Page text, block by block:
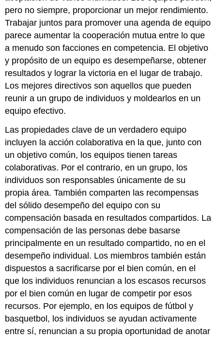
pero no siempre, proporcionar un mejor rendimiento.
Trabajar juntos para promover una agenda de equipo
parece aumentar la cooperación mutua entre lo que
a menudo son facciones en competencia. El objetivo
y propósito de un equipo es desempeñarse, obtener
resultados y lograr la victoria en el lugar de trabajo.
Los mejores directivos son aquellos que pueden
reunir a un grupo de individuos y moldearlos en un
equipo efectivo.
Las propiedades clave de un verdadero equipo
incluyen la acción colaborativa en la que, junto con
un objetivo común, los equipos tienen tareas
colaborativas. Por el contrario, en un grupo, los
individuos son responsables únicamente de su
propia área. También comparten las recompensas
del sólido desempeño del equipo con su
compensación basada en resultados compartidos. La
compensación de las personas debe basarse
principalmente en un resultado compartido, no en el
desempeño individual. Los miembros también están
dispuestos a sacrificarse por el bien común, en el
que los individuos renuncian a los escasos recursos
por el bien común en lugar de competir por esos
recursos. Por ejemplo, en los equipos de fútbol y
basquetbol, los individuos se ayudan activamente
entre sí, renuncian a su propia oportunidad de anotar